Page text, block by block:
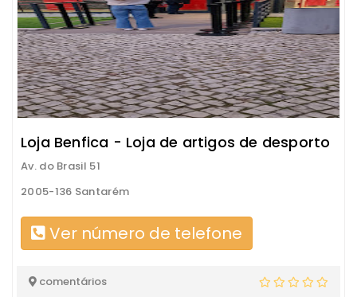
Loja Benfica - Loja de artigos de desporto
Av. do Brasil 51
2005-136 Santarém
Ver número de telefone
comentários